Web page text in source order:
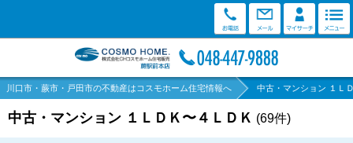
川口市・蕨市・戸田市の不動産はコスモホーム住宅情報へ 中古・マンション １Ｌ
中古・マンション １ＬＤＫ〜４ＬＤＫ (69件)